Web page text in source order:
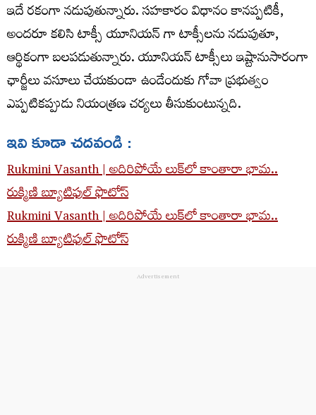
ఇదే రకంగా నడుపుతున్నారు. సహకారం విధానం కానప్పటికీ,
అందరూ కలిసి టాక్సీ యూనియన్ గా టాక్సీలను నడుపుతూ,
ఆర్థికంగా బలపడుతున్నారు. యూనియన్ టాక్సీలు ఇష్టానుసారంగా
ఛార్జీలు వసూలు చేయకుండా ఉండేందుకు గోవా ప్రభుత్వం
ఎప్పటికప్పుడు నియంత్రణ చర్యలు తీసుకుంటున్నది.
ఇవి కూడా చదవండి :
Rukmini Vasanth | అదిరిపోయే లుక్‌లో కాంతారా భామ..
రుక్మిణి బ్యూటిఫుల్ ఫొటోస్
Rukmini Vasanth | అదిరిపోయే లుక్‌లో కాంతారా భామ..
రుక్మిణి బ్యూటిఫుల్ ఫొటోస్